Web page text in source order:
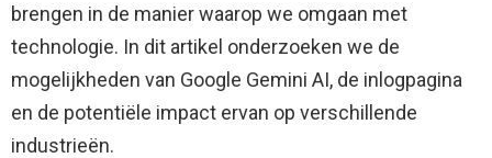
brengen in de manier waarop we omgaan met
technologie. In dit artikel onderzoeken we de
mogelijkheden van Google Gemini AI, de inlogpagina
en de potentiële impact ervan op verschillende
industrieën.